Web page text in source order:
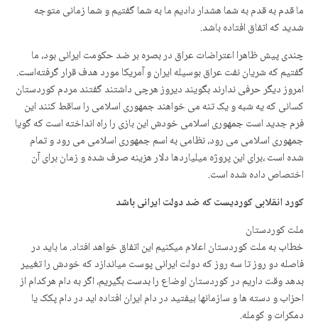
ما قدم به قدم به شما هشدار دادیم ما به شما گفتیم و شما زمانی متوجه
شدید که اتفاق افتادە باشد.
چندی پیش ظاهرا اعتراضات عراق در بصره بر ضد حکومت ایرانی بود، ما
گفتیم که شریان نفت عراق بوسیله ایران و آمریکا مورد هدف قرار گرفته‌است.
امروز دیگر حرفی ندارند بگویند دیروز هرچی داشتند گفتند مردم کوردستان
کسانی که یه شبه و یک تنه می خواهند جمهوری اسلامی را ساقط کنند این
فرم جدید است جمهوری اسلامی خودش این بازی را راه انداخته است که گویا
جمهوری اسلامی می رود، نظامی به اسم جمهوری اسلامی می رود و تمام
شده است ،برای این پروژه میلیاردها دلار هزینه صرف شده و زمان برای آن
اختصاص داده شده است.
کورد انقلابی کوردیست که ضد دولت ایرانی باشد
ملت کوردستان
خطاب به ملت کوردستان اعلام میکنیم این اتفاق خواهد افتاد. ما باید در
فاصله دو روز تا سه روز که دولت ایرانی پوست میاندازد که خودش را تغییر
بدهد وقت داریم در کوردستان اوضاع را بدست بگیریم، اگر به دام هرکدام از
احزاب و دسته ها و سازمانها بیفتید در دام ایران افتاده اید در دام پکک یا
دمکرات و کومله.